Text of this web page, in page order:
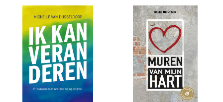
volwassenen.
jongeren helpt hun geloof te
verdiepen.